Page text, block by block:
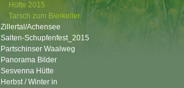
Hütte 2015
Tarsch zum Bierkeller
Zillertal/Achensee
Salten-Schupfenfest_2015
Partschinser Waalweg
Panorama Bilder
Sesvenna Hütte
Herbst / Winter in